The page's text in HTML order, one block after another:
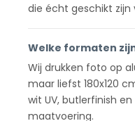
die écht geschikt
Welke formaten
Wij drukken foto op
maar liefst 180x120
wit UV, butlerfinish
maatvoering.